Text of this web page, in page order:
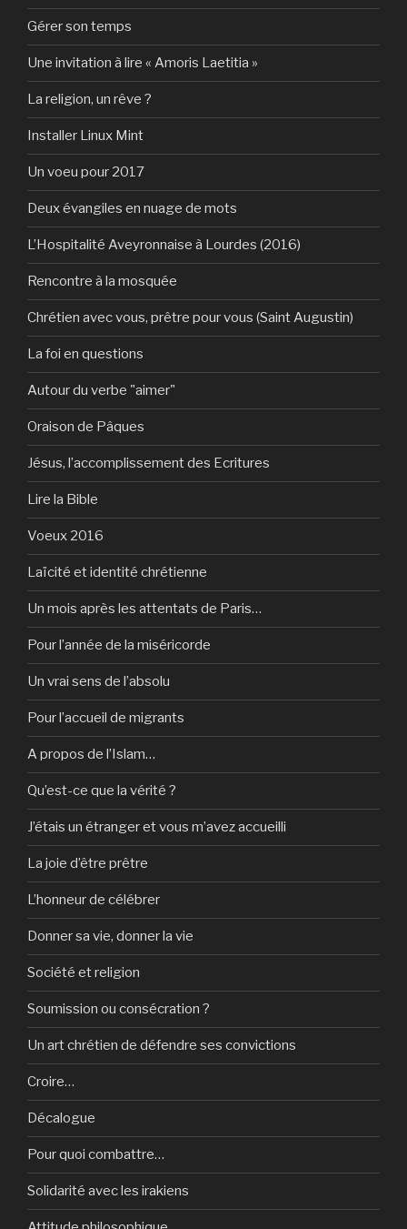
Gérer son temps
Une invitation à lire « Amoris Laetitia »
La religion, un rêve ?
Installer Linux Mint
Un voeu pour 2017
Deux évangiles en nuage de mots
L’Hospitalité Aveyronnaise à Lourdes (2016)
Rencontre à la mosquée
Chrétien avec vous, prêtre pour vous (Saint Augustin)
La foi en questions
Autour du verbe "aimer"
Oraison de Pâques
Jésus, l’accomplissement des Ecritures
Lire la Bible
Voeux 2016
Laïcité et identité chrétienne
Un mois après les attentats de Paris…
Pour l’année de la miséricorde
Un vrai sens de l’absolu
Pour l’accueil de migrants
A propos de l’Islam…
Qu’est-ce que la vérité ?
J’étais un étranger et vous m’avez accueilli
La joie d’être prêtre
L’honneur de célébrer
Donner sa vie, donner la vie
Société et religion
Soumission ou consécration ?
Un art chrétien de défendre ses convictions
Croire…
Décalogue
Pour quoi combattre…
Solidarité avec les irakiens